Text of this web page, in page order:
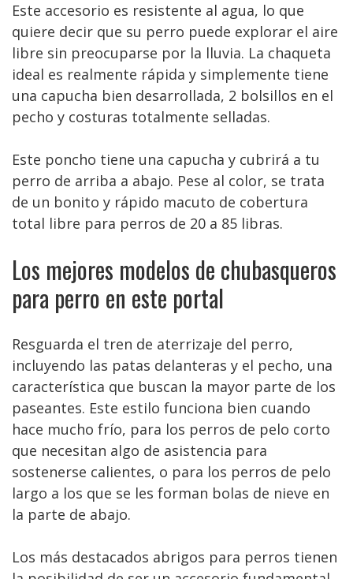
Este accesorio es resistente al agua, lo que
quiere decir que su perro puede explorar el aire
libre sin preocuparse por la lluvia. La chaqueta
ideal es realmente rápida y simplemente tiene
una capucha bien desarrollada, 2 bolsillos en el
pecho y costuras totalmente selladas.
Este poncho tiene una capucha y cubrirá a tu
perro de arriba a abajo. Pese al color, se trata
de un bonito y rápido macuto de cobertura
total libre para perros de 20 a 85 libras.
Los mejores modelos de chubasqueros
para perro en este portal
Resguarda el tren de aterrizaje del perro,
incluyendo las patas delanteras y el pecho, una
característica que buscan la mayor parte de los
paseantes. Este estilo funciona bien cuando
hace mucho frío, para los perros de pelo corto
que necesitan algo de asistencia para
sostenerse calientes, o para los perros de pelo
largo a los que se les forman bolas de nieve en
la parte de abajo.
Los más destacados abrigos para perros tienen